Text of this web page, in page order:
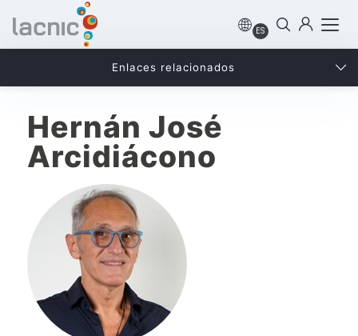
ES
Hernán José
Arcidiácono
Enlaces relacionados